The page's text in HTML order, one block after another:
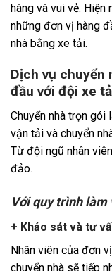
hàng và vui vẻ. Hiện
những đơn vị hàng
nhà bằng xe tải.
Dịch vụ chuyển
đầu với đội xe
Chuyển nhà trọn
vận tải và chuyển
Từ đội ngũ nhân
đảo.
Với quy trình làm
+ Khảo sát và tư
Nhân viên của đơn
chuyển nhà sẽ tiếp